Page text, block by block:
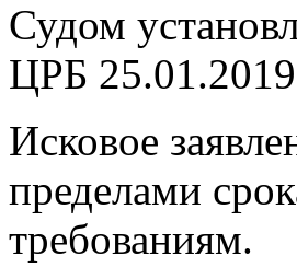
Судом
ЦРБ 25.01.2019
Исковое
пределами
требованиям.